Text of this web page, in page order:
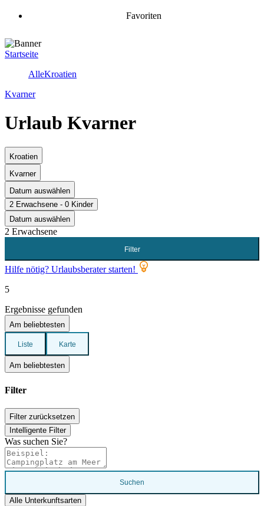
Favoriten
Startseite
AlleKroatien
Kvarner
Urlaub Kvarner
Kroatien
Kvarner
Datum auswählen
2 Erwachsene - 0 Kinder
Datum auswählen
2 Erwachsene
Filter
Hilfe nötig? Urlaubsberater starten!
5
Ergebnisse gefunden
Am beliebtesten
Liste Karte
Am beliebtesten
Filter
Filter zurücksetzen
Intelligente Filter
Was suchen Sie?
Suchen
Alle Unterkunftsarten